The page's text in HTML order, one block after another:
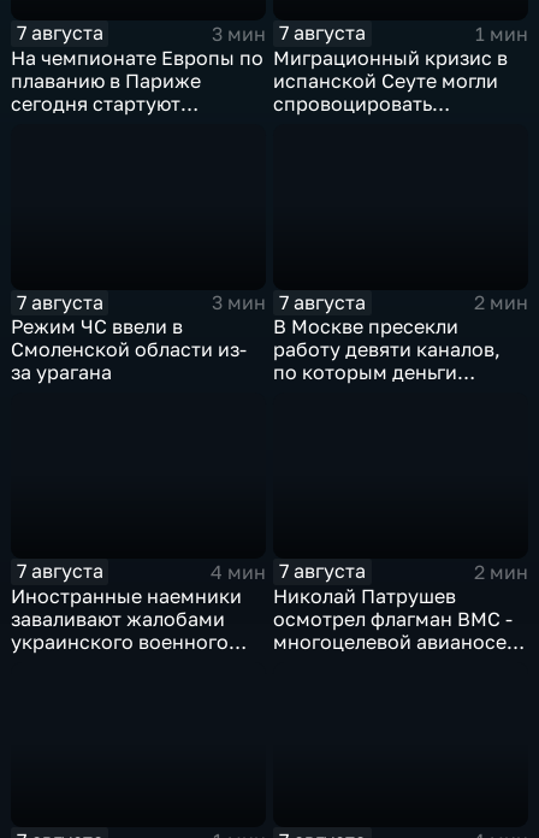
7 августа
3 мин
На чемпионате Европы по
плаванию в Париже
сегодня стартуют
7 августа
1 мин
Миграционный кризис в
испанской Сеуте могли
спровоцировать
7 августа
3 мин
Режим ЧС ввели в
Смоленской области из-
за урагана
7 августа
2 мин
В Москве пресекли
работу девяти каналов,
по которым деньги
7 августа
4 мин
Иностранные наемники
заваливают жалобами
украинского военного
7 августа
2 мин
Николай Патрушев
осмотрел флагман ВМС -
многоцелевой авианосец